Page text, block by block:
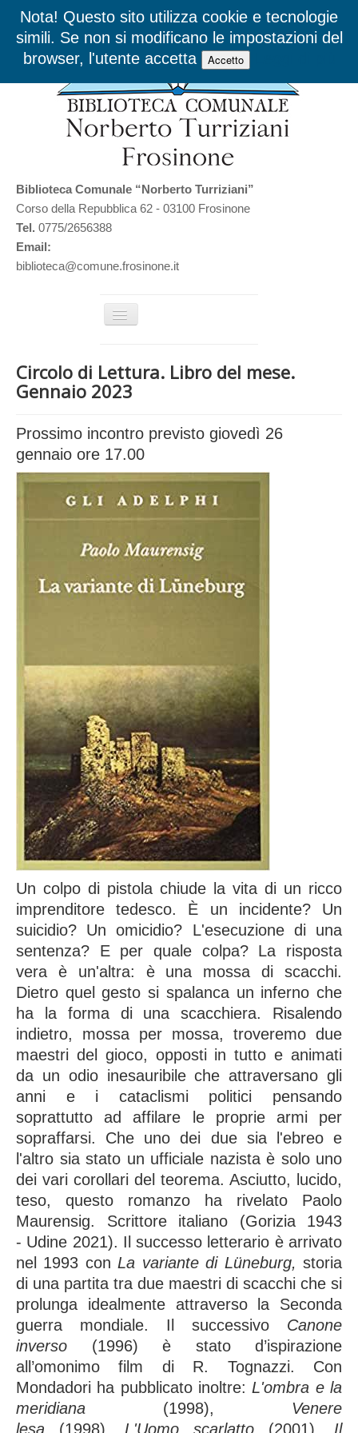
Biblioteca Comunale “Norberto Turriziani”
Corso della Repubblica 62 - 03100 Frosinone
Tel. 0775/2656388
Email:
biblioteca@comune.frosinone.it
Cambia
Biblioteca
Cataloghi
Servizi
Attività
Iniziative e novità
Informazioni
Modulistica
Inviti alla lettura
Circolo di Lettura. Libro del mese.
Gennaio 2023
Prossimo incontro previsto giovedì 26
gennaio ore 17.00
Un colpo di pistola chiude la vita di un ricco
imprenditore tedesco. È un incidente? Un
suicidio? Un omicidio? L'esecuzione di una
sentenza? E per quale colpa? La risposta
vera è un'altra: è una mossa di scacchi.
Dietro quel gesto si spalanca un inferno che
ha la forma di una scacchiera. Risalendo
indietro, mossa per mossa, troveremo due
maestri del gioco, opposti in tutto e animati
da un odio inesauribile che attraversano gli
anni e i cataclismi politici pensando
soprattutto ad affilare le proprie armi per
sopraffarsi. Che uno dei due sia l'ebreo e
l'altro sia stato un ufficiale nazista è solo uno
dei vari corollari del teorema. Asciutto, lucido,
teso, questo romanzo ha rivelato Paolo
Maurensig. Scrittore italiano (Gorizia 1943
- Udine 2021). Il successo letterario è arrivato
nel 1993 con La variante di Lüneburg,storia
di una partita tra due maestri di scacchi che si
prolunga idealmente attraverso la Seconda
guerra mondiale. Il successivo Canone
inverso (1996) è stato d’ispirazione
all’omonimo film di R. Tognazzi. Con
Mondadori ha pubblicato inoltre: L'ombra e la
meridiana (1998), Venere
lesa (1998), L'Uomo scarlatto (2001), Il
Nota! Questo sito utilizza cookie e tecnologie
simili. Se non si modificano le impostazioni del
browser, l'utente accetta
Accetto